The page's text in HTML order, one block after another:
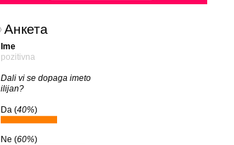
Анкета
Ime
pozitivna
Dali vi se dopaga imeto
ilijan?
Da (40%)
Ne (60%)